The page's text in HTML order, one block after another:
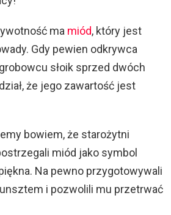
ma miód, który jest
Gdy pewien odkrywca
słoik sprzed dwóch
że jego zawartość jest
bowiem, że starożytni
miód jako symbol
Na pewno przygotowywali
i pozwolili mu przetrwać